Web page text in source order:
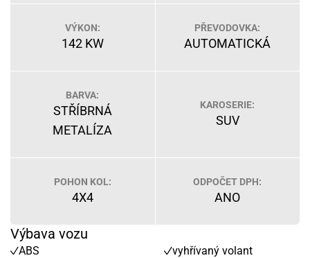
VÝKON:
142 KW
PŘEVODOVKA:
AUTOMATICKÁ
BARVA:
STŘÍBRNÁ
METALÍZA
KAROSERIE:
SUV
POHON KOL:
4X4
ODPOČET DPH:
ANO
Výbava vozu
ABS
vyhřívaný volant